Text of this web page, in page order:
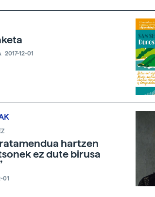
2017-12-01
hartzen
ez dute birusa
01